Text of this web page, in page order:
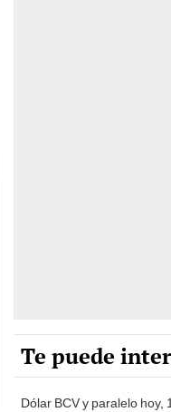
Te puede
Dólar BCV y paralelo hoy,